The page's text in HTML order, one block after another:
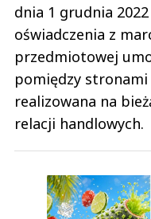
dnia 1 grudnia
oświadczenia z
przedmiotowej
pomiędzy
realizowana na
relacji handlowych.